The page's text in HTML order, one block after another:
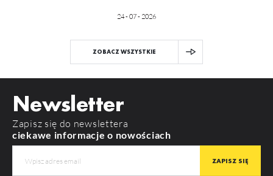
24 - 07 - 2026
ZOBACZ WSZYSTKIE
Newsletter
Zapisz się do newslettera
ciekawe informacje o nowościach